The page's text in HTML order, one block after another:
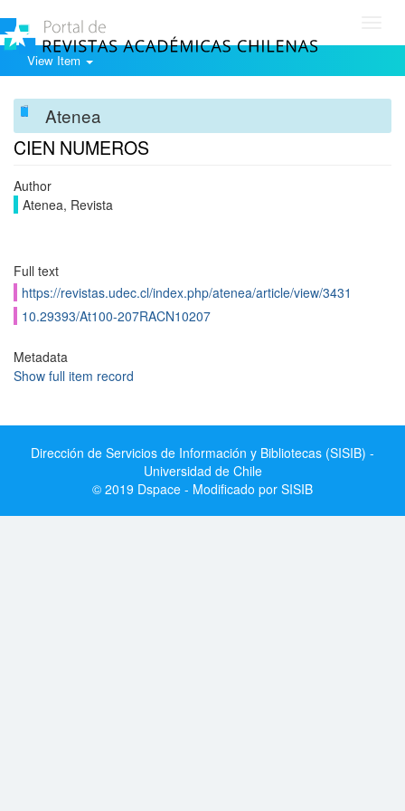
View Item
Atenea
CIEN NUMEROS
Author
Atenea, Revista
Full text
https://revistas.udec.cl/index.php/atenea/article/view/3431
10.29393/At100-207RACN10207
Metadata
Show full item record
Dirección de Servicios de Información y Bibliotecas (SISIB) -
Universidad de Chile
© 2019 Dspace - Modificado por SISIB